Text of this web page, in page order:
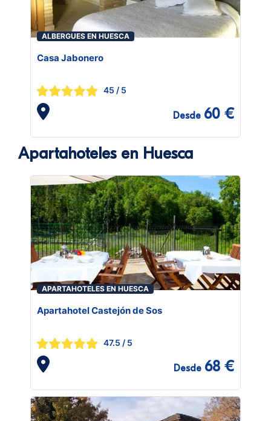
ALBERGUES EN HUESCA
Casa Jabonero
45 / 5
Desde 60 €
Apartahoteles en Huesca
APARTAHOTELES EN HUESCA
Apartahotel Castejón de Sos
47.5 / 5
Desde 68 €